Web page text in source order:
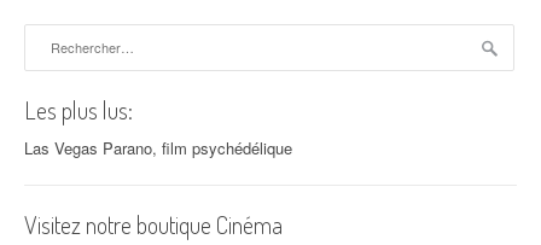
Les plus lus:
Las Vegas Parano, film psychédélique
Visitez notre boutique Cinéma